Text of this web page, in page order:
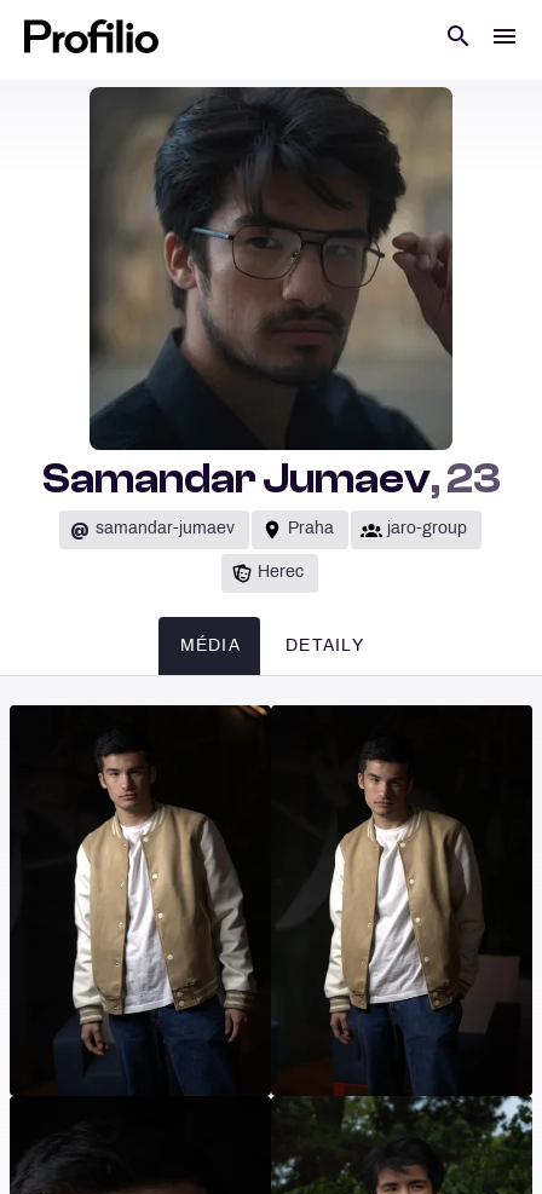
Samandar Jumaev, 23
@ samandar-jumaev Praha jaro-group
Herec
MÉDIA DETAILY